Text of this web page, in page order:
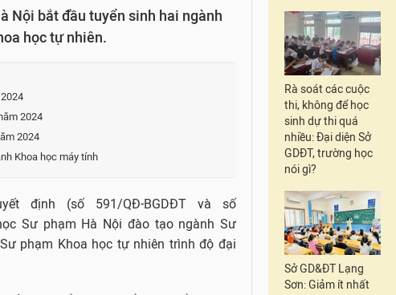
Nội bắt đầu tuyển sinh hai ngành
học tự nhiên.
2024
2024
Khoa học máy tính
định (số 591/QĐ-BGDĐT và số
Sư phạm Hà Nội đào tạo ngành Sư
phạm Khoa học tự nhiên trình độ đại
Rà soát các cuộc
thi, không để học
sinh dự thi quá
nhiều: Đại diện Sở
GDĐT, trường học
nói gì?
Sở GD&ĐT Lạng
Sơn: Giảm ít nhất